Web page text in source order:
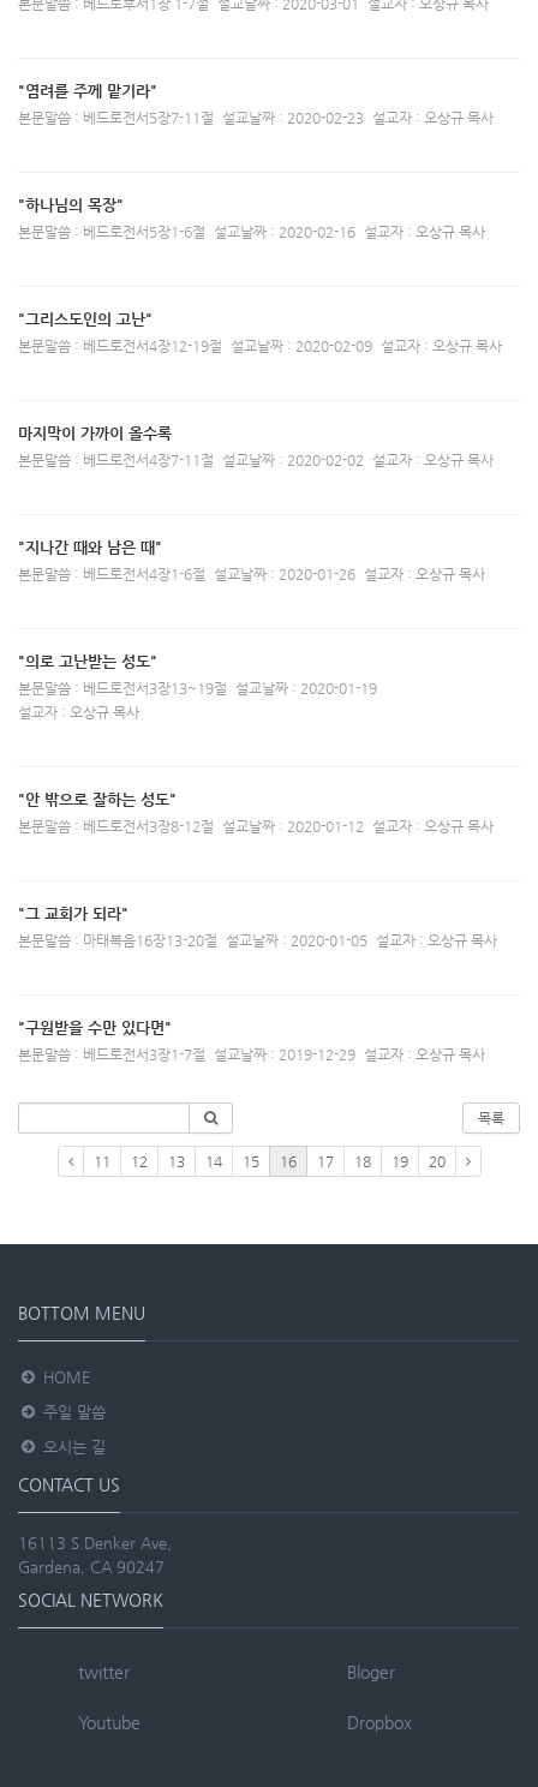
본문말씀 : 베드로후서1장 1-7절 설교날짜 : 2020-03-01 설교자 : 오상규 목사
"염려를 주께 맡기라"
본문말씀 : 베드로전서5장7-11절 설교날짜 : 2020-02-23 설교자 : 오상규 목사
"하나님의 목장"
본문말씀 : 베드로전서5장1-6절 설교날짜 : 2020-02-16 설교자 : 오상규 목사
"그리스도인의 고난"
본문말씀 : 베드로전서4장12-19절 설교날짜 : 2020-02-09 설교자 : 오상규 목사
마지막이 가까이 올수록
본문말씀 : 베드로전서4장7-11절 설교날짜 : 2020-02-02 설교자 : 오상규 목사
"지나간 때와 남은 때"
본문말씀 : 베드로전서4장1-6절 설교날짜 : 2020-01-26 설교자 : 오상규 목사
"의로 고난받는 성도"
본문말씀 : 베드로전서3장13~19절
설교날짜 : 2020-01-19
설교자 : 오상규 목사
"안 밖으로 잘하는 성도"
본문말씀 : 베드로전서3장8-12절 설교날짜 : 2020-01-12 설교자 : 오상규 목사
"그 교회가 되라"
본문말씀 : 마태복음16장13-20절 설교날짜 : 2020-01-05 설교자 : 오상규 목사
"구원받을 수만 있다면"
본문말씀 : 베드로전서3장1-7절 설교날짜 : 2019-12-29 설교자 : 오상규 목사
목록
11 12 13 14 15 16 17 18 19 20
BOTTOM MENU
HOME
주일 말씀
오시는 길
CONTACT US
16113 S.Denker Ave,
Gardena, CA 90247
SOCIAL NETWORK
twitter
Youtube
Bloger
Dropbox